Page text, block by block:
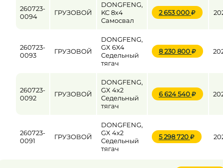
260723-
0094
ГРУЗОВОЙ
DONGFENG,
KC 8x4
Самосвал
2 653 000
260723-
0093
ГРУЗОВОЙ
DONGFENG,
GX 6X4
Седельный
тягач
8 230 800
260723-
0092
ГРУЗОВОЙ
DONGFENG,
GX 4x2
Седельный
тягач
6 624 540
260723-
0091
ГРУЗОВОЙ
DONGFENG,
GX 4x2
Седельный
тягач
5 298 720